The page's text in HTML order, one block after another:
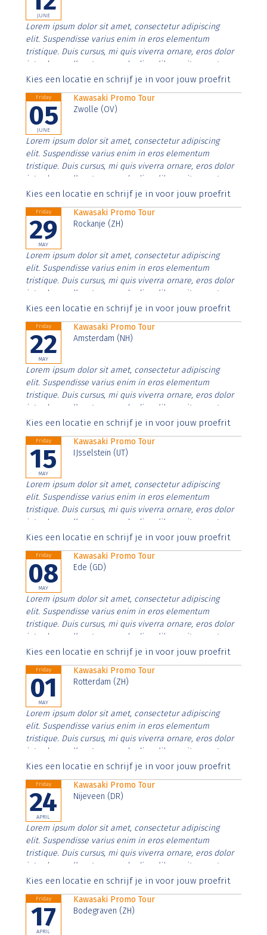
JUNE
Lorem ipsum dolor sit amet, consectetur adipiscing
elit. Suspendisse varius enim in eros elementum
tristique. Duis cursus, mi quis viverra ornare, eros dolor
interdum nulla, ut commodo diam libero vitae erat.
Aenean faucibus nibh et justo cursus id rutrum lorem
Kies een locatie en schrijf je in voor jouw proefrit
Friday
05
JUNE
Kawasaki Promo Tour
Zwolle (OV)
Lorem ipsum dolor sit amet, consectetur adipiscing
elit. Suspendisse varius enim in eros elementum
tristique. Duis cursus, mi quis viverra ornare, eros dolor
interdum nulla, ut commodo diam libero vitae erat.
Aenean faucibus nibh et justo cursus id rutrum lorem
Kies een locatie en schrijf je in voor jouw proefrit
Friday
29
MAY
Kawasaki Promo Tour
Rockanje (ZH)
Lorem ipsum dolor sit amet, consectetur adipiscing
elit. Suspendisse varius enim in eros elementum
tristique. Duis cursus, mi quis viverra ornare, eros dolor
interdum nulla, ut commodo diam libero vitae erat.
Aenean faucibus nibh et justo cursus id rutrum lorem
Kies een locatie en schrijf je in voor jouw proefrit
Friday
22
MAY
Kawasaki Promo Tour
Amsterdam (NH)
Lorem ipsum dolor sit amet, consectetur adipiscing
elit. Suspendisse varius enim in eros elementum
tristique. Duis cursus, mi quis viverra ornare, eros dolor
interdum nulla, ut commodo diam libero vitae erat.
Aenean faucibus nibh et justo cursus id rutrum lorem
Kies een locatie en schrijf je in voor jouw proefrit
Friday
15
MAY
Kawasaki Promo Tour
IJsselstein (UT)
Lorem ipsum dolor sit amet, consectetur adipiscing
elit. Suspendisse varius enim in eros elementum
tristique. Duis cursus, mi quis viverra ornare, eros dolor
interdum nulla, ut commodo diam libero vitae erat.
Aenean faucibus nibh et justo cursus id rutrum lorem
Kies een locatie en schrijf je in voor jouw proefrit
Friday
08
MAY
Kawasaki Promo Tour
Ede (GD)
Lorem ipsum dolor sit amet, consectetur adipiscing
elit. Suspendisse varius enim in eros elementum
tristique. Duis cursus, mi quis viverra ornare, eros dolor
interdum nulla, ut commodo diam libero vitae erat.
Aenean faucibus nibh et justo cursus id rutrum lorem
Kies een locatie en schrijf je in voor jouw proefrit
Friday
01
MAY
Kawasaki Promo Tour
Rotterdam (ZH)
Lorem ipsum dolor sit amet, consectetur adipiscing
elit. Suspendisse varius enim in eros elementum
tristique. Duis cursus, mi quis viverra ornare, eros dolor
interdum nulla, ut commodo diam libero vitae erat.
Aenean faucibus nibh et justo cursus id rutrum lorem
Kies een locatie en schrijf je in voor jouw proefrit
Friday
24
APRIL
Kawasaki Promo Tour
Nijeveen (DR)
Lorem ipsum dolor sit amet, consectetur adipiscing
elit. Suspendisse varius enim in eros elementum
tristique. Duis cursus, mi quis viverra ornare, eros dolor
interdum nulla, ut commodo diam libero vitae erat.
Aenean faucibus nibh et justo cursus id rutrum lorem
Kies een locatie en schrijf je in voor jouw proefrit
Friday
17
APRIL
Kawasaki Promo Tour
Bodegraven (ZH)